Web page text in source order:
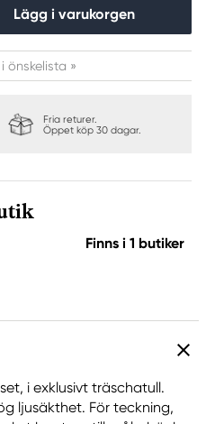
Lägg i varukorgen
önskelista »
Fria returer.
Öppet köp 30 dagar.
Finns i 1 butiker
i exklusivt träschatull.
ljusäkthet. För teckning,